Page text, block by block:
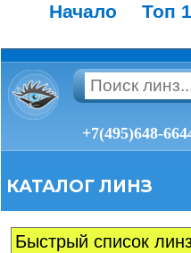
Начало Топ
+7(495)648-
КАТАЛОГ ЛИНЗ